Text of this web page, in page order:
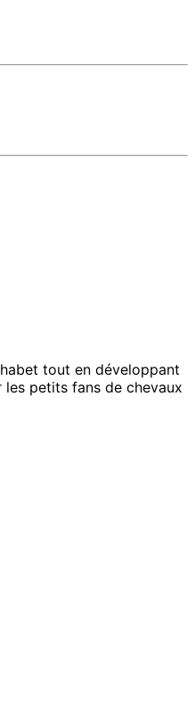
tout en développant
petits fans de chevaux